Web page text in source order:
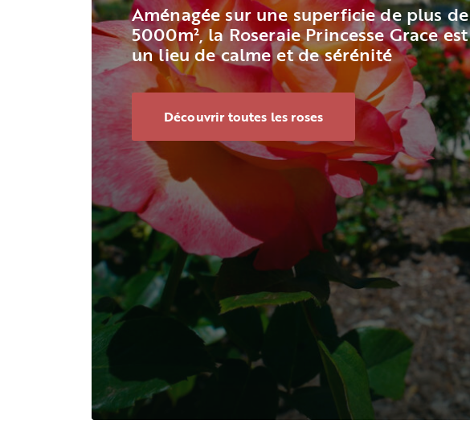
Aménagée sur une superficie de plus de
5000m², la Roseraie Princesse Grace est
un lieu de calme et de sérénité
Découvrir toutes les roses